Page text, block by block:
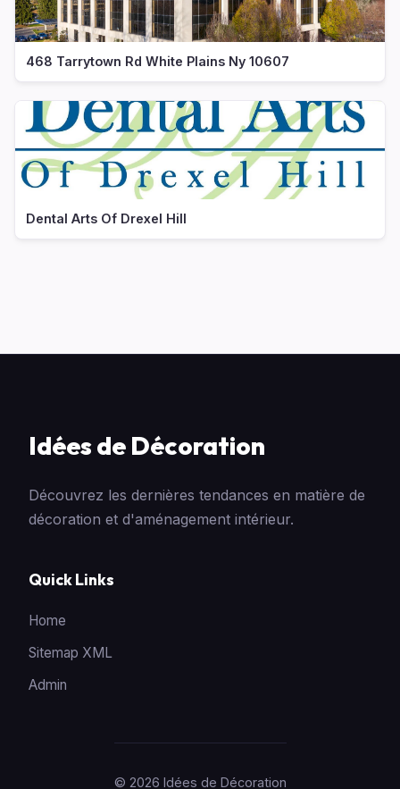
468 Tarrytown Rd White Plains Ny 10607
Dental Arts Of Drexel Hill
Idées de Décoration
Découvrez les dernières tendances en matière de
décoration et d'aménagement intérieur.
Quick Links
Home
Sitemap XML
Admin
© 2026 Idées de Décoration